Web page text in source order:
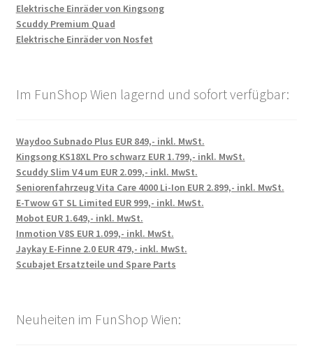
Elektrische Einräder von Kingsong
Scuddy Premium Quad
Elektrische Einräder von Nosfet
Im FunShop Wien lagernd und sofort verfügbar:
Waydoo Subnado Plus EUR 849,- inkl. MwSt.
Kingsong KS18XL Pro schwarz EUR 1.799,- inkl. MwSt.
Scuddy Slim V4 um EUR 2.099,- inkl. MwSt.
Seniorenfahrzeug Vita Care 4000 Li-Ion EUR 2.899,- inkl. MwSt.
E-Twow GT SL Limited EUR 999,- inkl. MwSt.
Mobot EUR 1.649,- inkl. MwSt.
Inmotion V8S EUR 1.099,- inkl. MwSt.
Jaykay E-Finne 2.0 EUR 479,- inkl. MwSt.
Scubajet Ersatzteile und Spare Parts
Neuheiten im FunShop Wien: